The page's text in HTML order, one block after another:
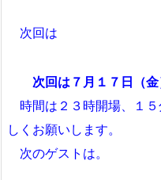
次回は
次回は７月１７日（金
時間は２３時開場、１
しくお願いします。
次のゲストは。